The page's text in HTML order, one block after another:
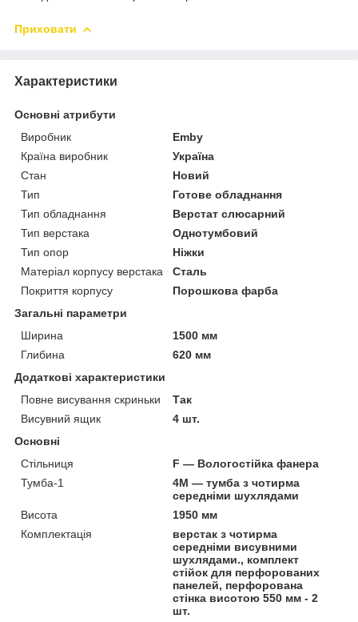
Приховати
Характеристики
Основні атрибути
Виробник
Emby
Країна виробник
Україна
Стан
Новий
Тип
Готове обладнання
Тип обладнання
Верстат слюсарний
Тип верстака
Однотумбовий
Тип опор
Ніжки
Матеріал корпусу верстака
Сталь
Покриття корпусу
Порошкова фарба
Загальні параметри
Ширина
1500 мм
Глибина
620 мм
Додаткові характеристики
Повне висування скриньки
Так
Висувний ящик
4 шт.
Основні
Стільниця
F — Вологостійка фанера
Тумба-1
4M — тумба з чотирма
середніми шухлядами
Висота
1950 мм
Комплектація
верстак з чотирма
середніми висувними
шухлядами., комплект
стійок для перфорованих
панелей, перфорована
стінка висотою 550 мм - 2
шт.